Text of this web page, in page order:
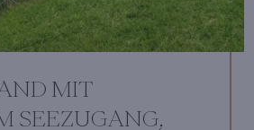
MIT
SEEZUGANG,